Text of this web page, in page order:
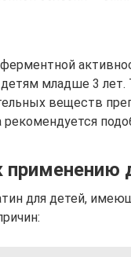
младше 3
веществ
рекомендуется
применению
для детей,